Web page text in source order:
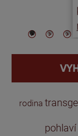
rodina
pohlaví